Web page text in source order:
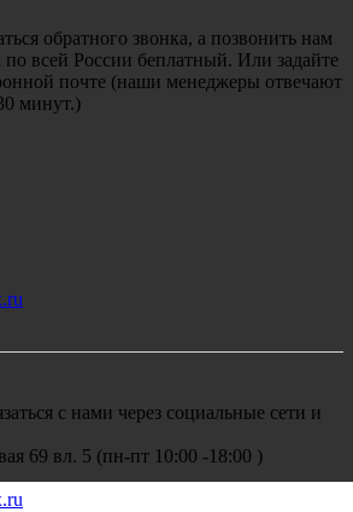
обратного звонка, а позвонить нам
по всей России беплатный. Или задайте
почте (наши менеджеры отвечают
минут.)
с нами через социальные сети и
69 вл. 5 (пн-пт 10:00 -18:00 )